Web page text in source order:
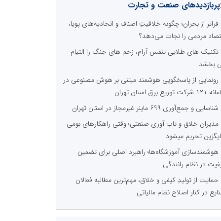
پربازدیدهای صنعت و تجارت
فراتر از بحران؛ چگونه خلاقیتِ اصناف و اتحادیه‌های پویا،
مردمی را نجات می‌دهد؟
تکنیک های طلایی تنفس آرام، زخم های جنگ را التیام
بخشد
رونمایی از پاسخگویی هوشمند مبتنی بر هوش مصنوعی در
توزیع برق استان تهران
شناسایی و جمع‌آوری 699 ماینر غیرمجاز در استان تهران
مدیران خلاق و تاب آوری صنعتی؛ وقتی راهکارهای بومی
تحریم میشود
هوشمندسازی آموزشگاه‌ها؛ راهبرد اصلی برای تضمین
در نظام رانندگی
حمایت از تولیدِ کیفی و خلاق، مهم‌ترین مطالبه فعالان
در کنار اصلاح نظام مالیاتی